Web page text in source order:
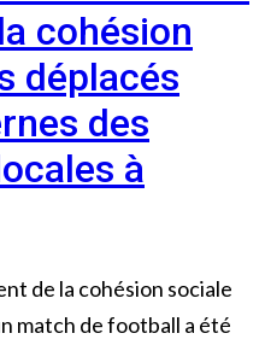
cohésion
déplacés
des
à
de la cohésion sociale
match de football a été